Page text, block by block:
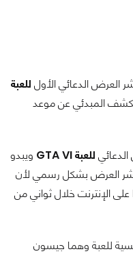
العرض الدعائي الأول للعبة
المبدئي عن موعد
للعبة GTA VI
ويبدو
العرض بشكل رسمي لأن
الإنترنت خلال ثواني من
للعبة وهما جيسون